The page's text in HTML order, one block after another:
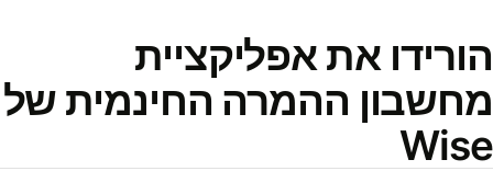
את אפליקציית
ההמרה החינמית של